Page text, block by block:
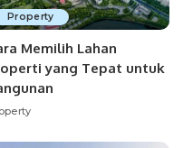
Property
Memilih Lahan
yang Tepat untuk